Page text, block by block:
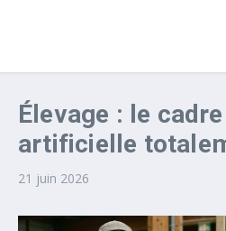
Élevage : le
artificielle
21 juin 2026